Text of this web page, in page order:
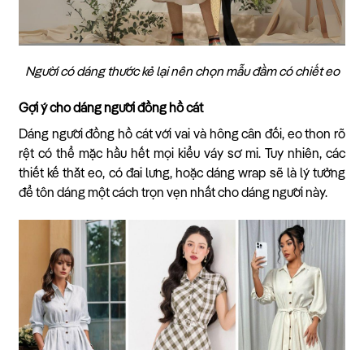
Người có dáng thước kẻ lại nên chọn mẫu đầm có chiết eo
Gợi ý cho dáng người đồng hồ cát
Dáng người đồng hồ cát với vai và hông cân đối, eo thon rõ
rệt có thể mặc hầu hết mọi kiểu váy sơ mi. Tuy nhiên, các
thiết kế thắt eo, có đai lưng, hoặc dáng wrap sẽ là lý tưởng
để tôn dáng một cách trọn vẹn nhất cho dáng người này.